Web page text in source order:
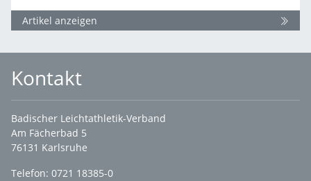
Artikel anzeigen
Kontakt
Badischer Leichtathletik-Verband
Am Fächerbad 5
76131 Karlsruhe
Telefon: 0721 18385-0